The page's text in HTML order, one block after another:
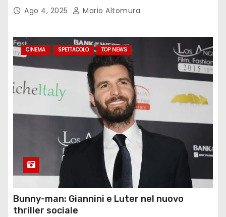
Ago 4, 2025 Mario Altomura
CINEMA SPETTACOLO TOP NEWS
Bunny-man: Giannini e Luter nel nuovo
thriller sociale